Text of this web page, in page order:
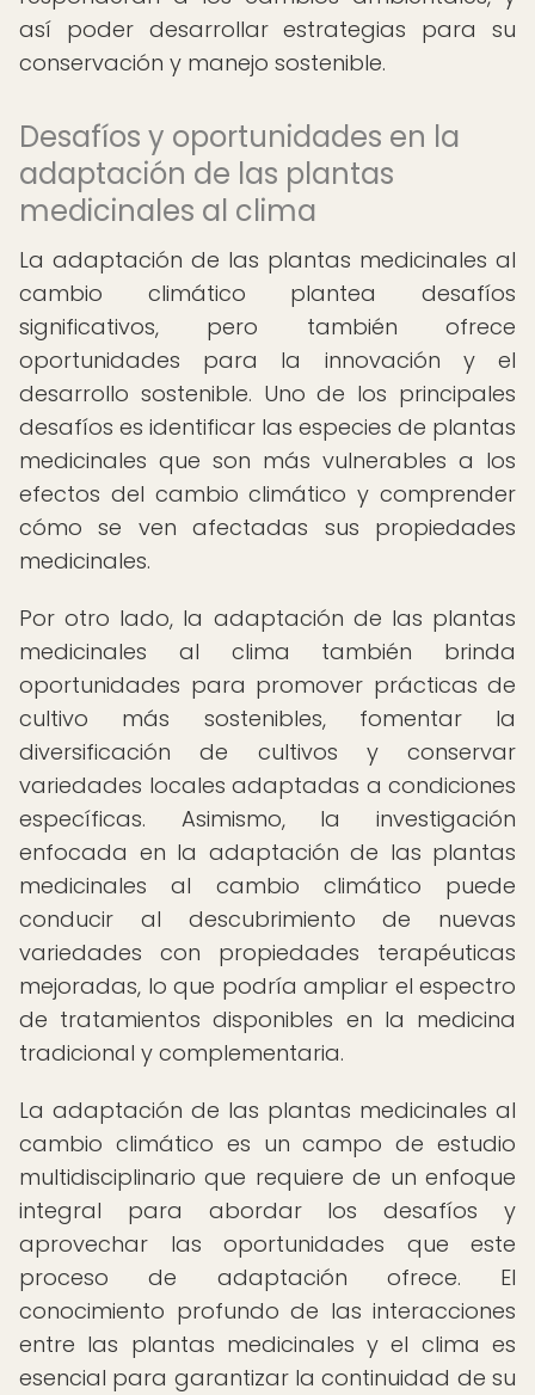
así poder desarrollar estrategias para su
conservación y manejo sostenible.
Desafíos y oportunidades en la
adaptación de las plantas
medicinales al clima
La adaptación de las plantas medicinales al
cambio climático plantea desafíos
significativos, pero también ofrece
oportunidades para la innovación y el
desarrollo sostenible. Uno de los principales
desafíos es identificar las especies de plantas
medicinales que son más vulnerables a los
efectos del cambio climático y comprender
cómo se ven afectadas sus propiedades
medicinales.
Por otro lado, la adaptación de las plantas
medicinales al clima también brinda
oportunidades para promover prácticas de
cultivo más sostenibles, fomentar la
diversificación de cultivos y conservar
variedades locales adaptadas a condiciones
específicas. Asimismo, la investigación
enfocada en la adaptación de las plantas
medicinales al cambio climático puede
conducir al descubrimiento de nuevas
variedades con propiedades terapéuticas
mejoradas, lo que podría ampliar el espectro
de tratamientos disponibles en la medicina
tradicional y complementaria.
La adaptación de las plantas medicinales al
cambio climático es un campo de estudio
multidisciplinario que requiere de un enfoque
integral para abordar los desafíos y
aprovechar las oportunidades que este
proceso de adaptación ofrece. El
conocimiento profundo de las interacciones
entre las plantas medicinales y el clima es
esencial para garantizar la continuidad de su